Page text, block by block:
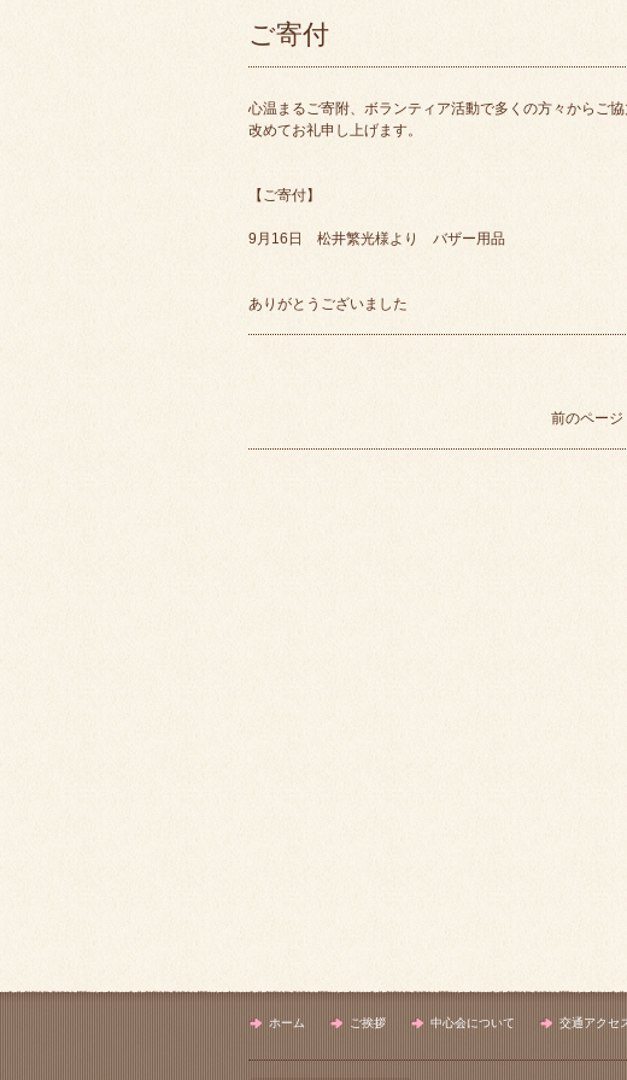
ご寄付
心温まるご寄附、ボランティア活動で多くの方々からご協
改めてお礼申し上げます。
【ご寄付】
9月16日 松井繁光様より バザー用品
ありがとうございました
前のページ
ホーム ご挨拶 中心会について 交通アクセ